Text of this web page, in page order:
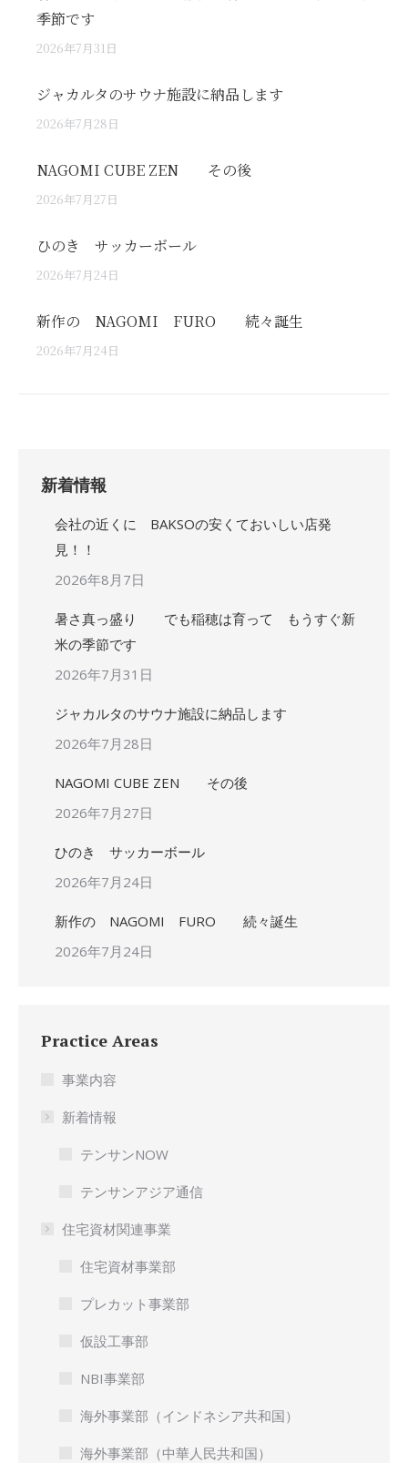
季節です
2026年7月31日
ジャカルタのサウナ施設に納品します
2026年7月28日
NAGOMI CUBE ZEN その後
2026年7月27日
ひのき サッカーボール
2026年7月24日
新作の NAGOMI FURO 続々誕生
2026年7月24日
新着情報
会社の近くに BAKSOの安くておいしい店発
見！！
2026年8月7日
暑さ真っ盛り でも稲穂は育って もうすぐ新
米の季節です
2026年7月31日
ジャカルタのサウナ施設に納品します
2026年7月28日
NAGOMI CUBE ZEN その後
2026年7月27日
ひのき サッカーボール
2026年7月24日
新作の NAGOMI FURO 続々誕生
2026年7月24日
Practice Areas
事業内容
新着情報
テンサンNOW
テンサンアジア通信
住宅資材関連事業
住宅資材事業部
プレカット事業部
仮設工事部
NBI事業部
海外事業部（インドネシア共和国）
海外事業部（中華人民共和国）